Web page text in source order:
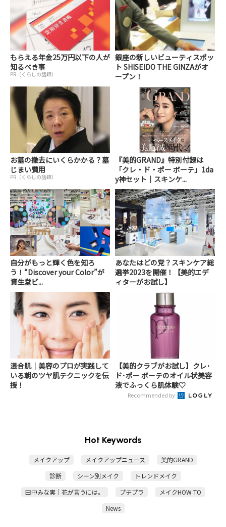
もらえる年金25万円以下の人が
知るべき事
PR（くらしの話題）
銀座の新しいビューティスポッ
ト SHISEIDO THE GINZAがオ
ープン！
お墓の撤去にいくらかかる？墓
じまい費用
PR（くらしの話題）
『美的GRAND』特別付録は
「クレ・ド・ポー ボーテ」1da
y神セット｜スキンケ...
自分がもっと輝く色を知ろ
う！“Discover your Color”が
資生堂ビ...
あなたはどの党？スキンケア総
選挙2023を開催！【美的エデ
ィターがお試し】
混合肌｜美容のプロが実践して
いる朝のツヤ肌テクニックを伝
授！
【美的クラブがお試し】クレ･
ド･ポー ボーテのオイル状美容
液でふっくら肌体験♡
Recommended by
Hot Keywords
メイクアップ メイクアップニュース
美的GRAND
診断
シーン別メイク
トレンドメイク
田中みな実｜花が言うには。
プチプラ
メイクHOW TO
News